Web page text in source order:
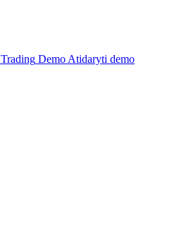
Trading Demo Atidaryti demo